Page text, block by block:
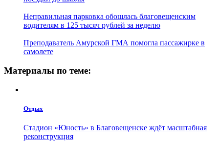
Неправильная парковка обошлась благовещенским
водителям в 125 тысяч рублей за неделю
Преподаватель Амурской ГМА помогла пассажирке в
самолете
Материалы по теме:
Отдых
Стадион «Юность» в Благовещенске ждёт масштабная
реконструкция